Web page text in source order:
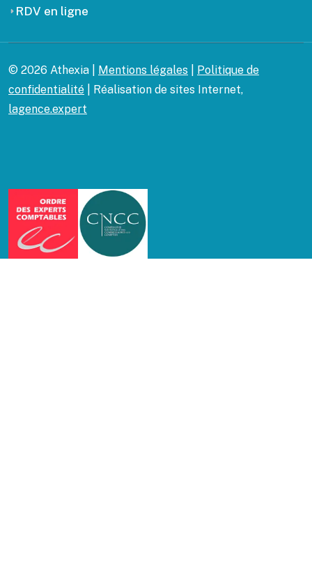
RDV en ligne
© 2026 Athexia | Mentions légales
Politique de
confidentialité | Réalisation de sites Internet,
lagence.expert